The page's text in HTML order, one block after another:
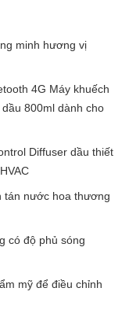
minh hương vị
4G Máy khuếch
800ml dành cho
Diffuser dầu thiết
tán nước hoa thương
có độ phủ sóng
mỹ để điều chỉnh